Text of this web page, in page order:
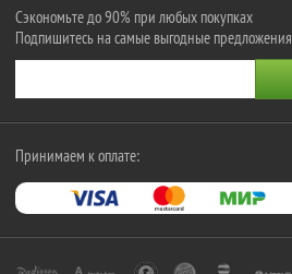
Сэкономьте до 90% при любых покупках
Подпишитесь на самые выгодные предложения
Принимаем к оплате: